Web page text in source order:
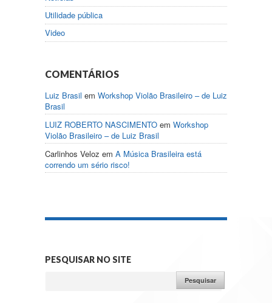
Utilidade pública
Video
COMENTÁRIOS
Luiz Brasil em Workshop Violão Brasileiro – de Luiz
Brasil
LUIZ ROBERTO NASCIMENTO em Workshop
Violão Brasileiro – de Luiz Brasil
Carlinhos Veloz em A Música Brasileira está
correndo um sério risco!
PESQUISAR NO SITE